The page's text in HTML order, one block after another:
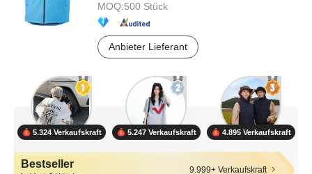
MOQ:500 Stück
Anbieter Lieferant
5.324 Verkaufskraft 5.247 Verkaufskraft 4.895 Verkaufskraft
Bestseller 9.999+ Verkaufskraft